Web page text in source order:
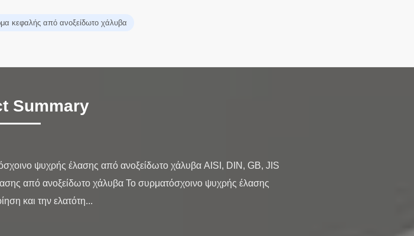
κεφαλής από ανοξείδωτο χάλυβα
Summary
ψυχρής έλασης από ανοξείδωτο χάλυβα AISI, DIN, GB, JIS
από ανοξείδωτο χάλυβα Το συρματόσχοινο ψυχρής έλασης